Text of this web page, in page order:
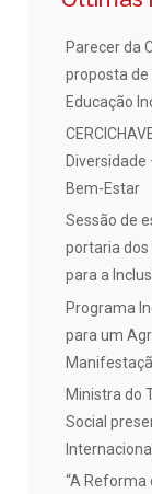
Parecer da
proposta de
Educação
Diversidade
Bem-Estar
Sessão de
portaria dos
para a
Programa
para um
Ministra do
Social
“A Reforma